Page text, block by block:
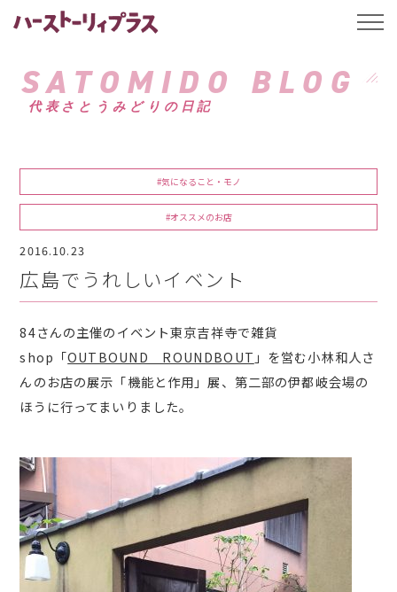
ハーストーリィプ
SATOMIDO BLOG
代表さとうみどりの日記
#気になること・モノ
#オススメのお店
2016.10.23
広島でうれしいイベント
84さんの主催のイベント東京吉祥寺で雑貨
shop「OUTBOUND ROUNDBOUT 」を営む小林和人さ
んのお店の展示「機能と作用」展、第二部の伊都岐会場の
ほうに行ってまいりました。
t
l
a
n